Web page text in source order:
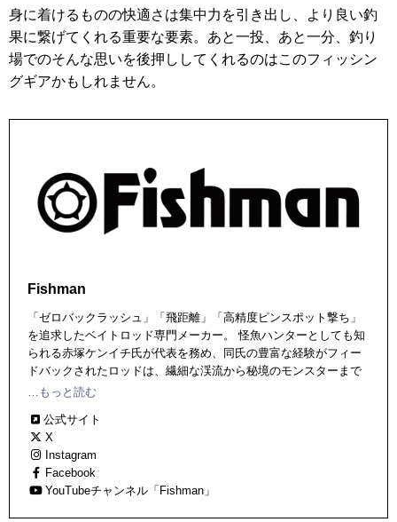
身に着けるものの快適さは集中力を引き出し、より良い釣
果に繋げてくれる重要な要素。あと一投、あと一分、釣り
場でのそんな思いを後押ししてくれるのはこのフィッシン
グギアかもしれません。
Fishman
「ゼロバックラッシュ」「飛距離」「高精度ピンスポット撃ち」
を追求したベイトロッド専門メーカー。 怪魚ハンターとしても知
られる赤塚ケンイチ氏が代表を務め、同氏の豊富な経験がフィー
ドバックされたロッドは、繊細な渓流から秘境のモンスターまで
さまざまなスタイルに対応するラインナップ。
…もっと読む
公式サイト
X
Instagram
Facebook
YouTubeチャンネル「Fishman」